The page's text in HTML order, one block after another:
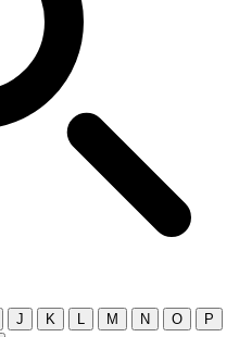
J K M N O
P